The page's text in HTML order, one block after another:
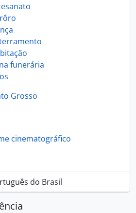
funerária
Grosso
cinematográfico
do Brasil